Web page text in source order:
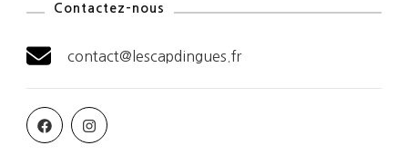
Contactez-nous
contact@lescapdingues.fr